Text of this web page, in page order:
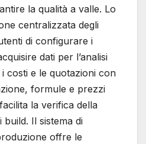
la qualità a valle. Lo
centralizzata degli
di configurare i
dati per l’analisi
costi e le quotazioni con
formule e prezzi
la verifica della
build. Il sistema di
offre le